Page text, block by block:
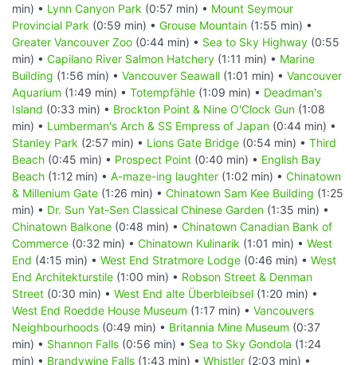
min) • Lynn Canyon Park (0:57 min) • Mount Seymour
Provincial Park (0:59 min) • Grouse Mountain (1:55 min) •
Greater Vancouver Zoo (0:44 min) • Sea to Sky Highway (0:55
min) • Capilano River Salmon Hatchery (1:11 min) • Marine
Building (1:56 min) • Vancouver Seawall (1:01 min) • Vancouver
Aquarium (1:49 min) • Totempfähle (1:09 min) • Deadman's
Island (0:33 min) • Brockton Point & Nine O'Clock Gun (1:08
min) • Lumberman's Arch & SS Empress of Japan (0:44 min) •
Stanley Park (2:57 min) • Lions Gate Bridge (0:54 min) • Third
Beach (0:45 min) • Prospect Point (0:40 min) • English Bay
Beach (1:12 min) • A-maze-ing laughter (1:02 min) • Chinatown
& Millenium Gate (1:26 min) • Chinatown Sam Kee Building (1:25
min) • Dr. Sun Yat-Sen Classical Chinese Garden (1:35 min) •
Chinatown Balkone (0:48 min) • Chinatown Canadian Bank of
Commerce (0:32 min) • Chinatown Kulinarik (1:01 min) • West
End (4:15 min) • West End Stratmore Lodge (0:46 min) • West
End Architekturstile (1:00 min) • Robson Street & Denman
Street (0:30 min) • West End alte Überbleibsel (1:20 min) •
West End Roedde House Museum (1:17 min) • Vancouvers
Neighbourhoods (0:49 min) • Britannia Mine Museum (0:37
min) • Shannon Falls (0:56 min) • Sea to Sky Gondola (1:24
min) • Brandywine Falls (1:43 min) • Whistler (2:03 min) •